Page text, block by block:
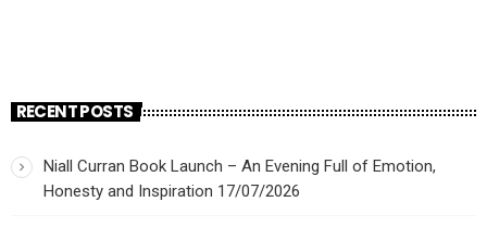
RECENT POSTS
Niall Curran Book Launch – An Evening Full of Emotion,
Honesty and Inspiration 17/07/2026